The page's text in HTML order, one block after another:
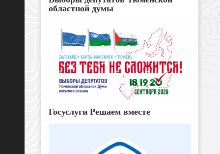
областной думы
Госуслуги Решаем вместе